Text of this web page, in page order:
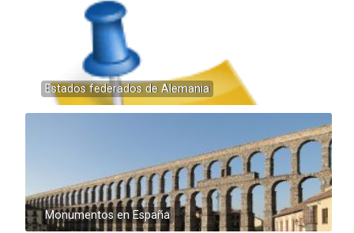
Estados federados de Alemania
Monumentos en España